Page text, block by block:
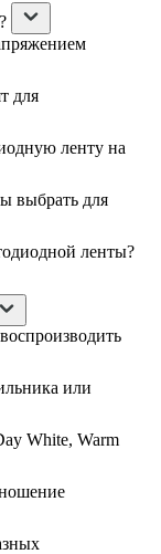
для
ленту на
выбрать для
ленты?
или
White, Warm